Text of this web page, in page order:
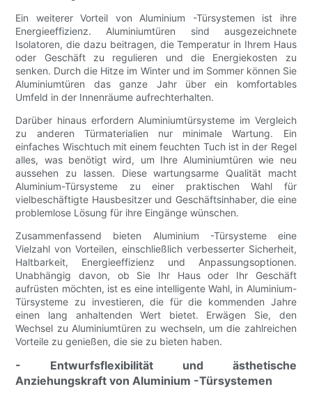
Ein weiterer Vorteil von Aluminium -Türsystemen ist ihre
Energieeffizienz. Aluminiumtüren sind ausgezeichnete
Isolatoren, die dazu beitragen, die Temperatur in Ihrem Haus
oder Geschäft zu regulieren und die Energiekosten zu
senken. Durch die Hitze im Winter und im Sommer können Sie
Aluminiumtüren das ganze Jahr über ein komfortables
Umfeld in der Innenräume aufrechterhalten.
Darüber hinaus erfordern Aluminiumtürsysteme im Vergleich
zu anderen Türmaterialien nur minimale Wartung. Ein
einfaches Wischtuch mit einem feuchten Tuch ist in der Regel
alles, was benötigt wird, um Ihre Aluminiumtüren wie neu
aussehen zu lassen. Diese wartungsarme Qualität macht
Aluminium-Türsysteme zu einer praktischen Wahl für
vielbeschäftigte Hausbesitzer und Geschäftsinhaber, die eine
problemlose Lösung für ihre Eingänge wünschen.
Zusammenfassend bieten Aluminium -Türsysteme eine
Vielzahl von Vorteilen, einschließlich verbesserter Sicherheit,
Haltbarkeit, Energieeffizienz und Anpassungsoptionen.
Unabhängig davon, ob Sie Ihr Haus oder Ihr Geschäft
aufrüsten möchten, ist es eine intelligente Wahl, in Aluminium-
Türsysteme zu investieren, die für die kommenden Jahre
einen lang anhaltenden Wert bietet. Erwägen Sie, den
Wechsel zu Aluminiumtüren zu wechseln, um die zahlreichen
Vorteile zu genießen, die sie zu bieten haben.
- Entwurfsflexibilität und ästhetische
Anziehungskraft von Aluminium -Türsystemen